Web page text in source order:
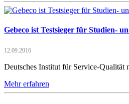
Gebeco ist Testsieger für Studien-
12.09.2016
Deutsches Institut für Service-Qualität
Mehr erfahren